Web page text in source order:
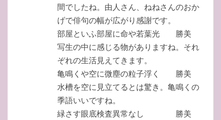
間でしたね。由人さん、ねねさんのおか
げで俳句の幅が広がり感謝です。
部屋といふ部屋に命や若葉光 勝美
写生の中に感じる物がありますね。それ
ぞれの生活見えてきます。
亀鳴くや空に微塵の粒子浮く 勝美
水槽を空に見立てるとは驚き。亀鳴くの
季語いいですね。
緑さす眼底検査異常なし 勝美